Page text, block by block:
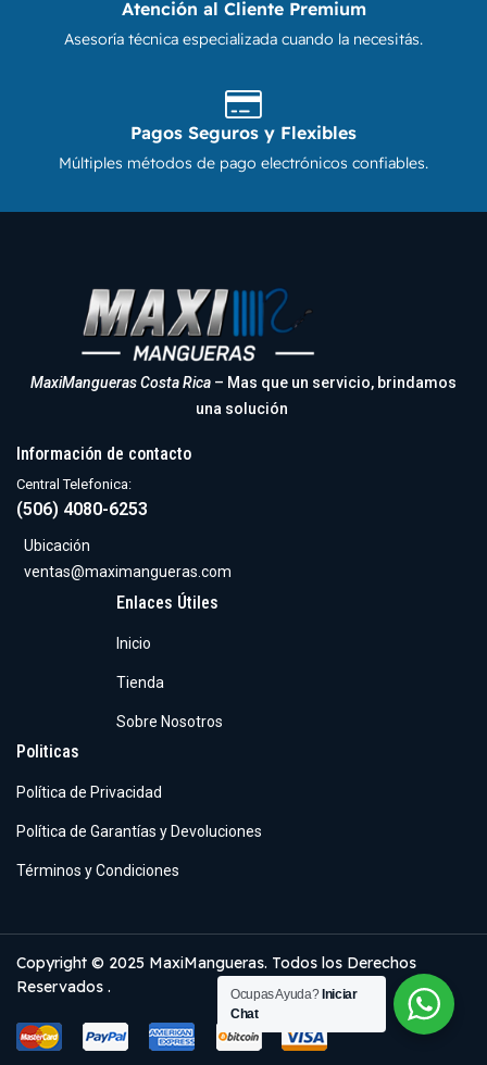
Atención al Cliente Premium
Asesoría técnica especializada cuando la necesitás.
Pagos Seguros y Flexibles
Múltiples métodos de pago electrónicos confiables.
MaxiMangueras Costa Rica – Mas que un servicio, brindamos
una solución
Enlaces Útiles
Inicio
Tienda
Sobre Nosotros
Politicas
Política de Privacidad
Política de Garantías y Devoluciones
Términos y Condiciones
Información de contacto
Central Telefonica:
(506) 4080-6253
Ubicación
ventas@maximangueras.com
Copyright © 2025 MaxiMangueras. Todos los Derechos
Reservados .
Ocupas Ayuda? Iniciar
Chat